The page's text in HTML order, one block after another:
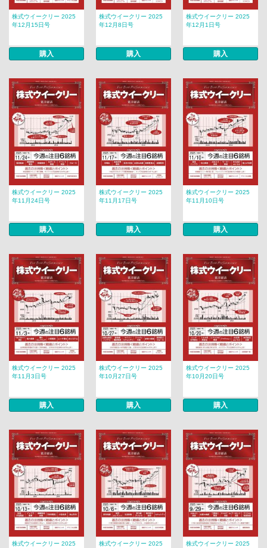
株式ウイークリー 2025
年12月15日号
購入
株式ウイークリー 2025
年12月8日号
購入
株式ウイークリー 2025
年12月1日号
購入
株式ウイークリー 2025
年11月24日号
購入
株式ウイークリー 2025
年11月17日号
購入
株式ウイークリー 2025
年11月10日号
購入
株式ウイークリー 2025
年11月3日号
購入
株式ウイークリー 2025
年10月27日号
購入
株式ウイークリー 2025
年10月20日号
購入
株式ウイークリー 2025
株式ウイークリー 2025
株式ウイークリー 2025